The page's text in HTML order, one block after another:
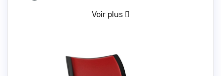
Voir plus